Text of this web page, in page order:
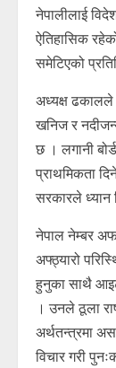
नेपालीलाई
ऐतिहासिक
समेटिएको
अध्यक्ष ढकालले
खनिज र
छ । लगानी
प्राथमिकता
सरकारले ध्यान
नेपाल नेम्बर
अफ्ठ्यारो
हुनुका साथै
। उनले ठूला
अर्थतन्त्रमा
विचार गरी